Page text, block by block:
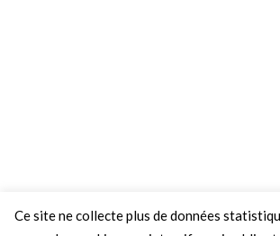
Ce site ne collecte plus de données